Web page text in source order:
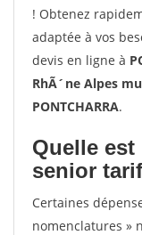
! Obtenez
adaptée à vos
devis en ligne à
RhÃ´ne Alpes
PONTCHARRA.
Quelle
senior
Certaines
nomenclatures »